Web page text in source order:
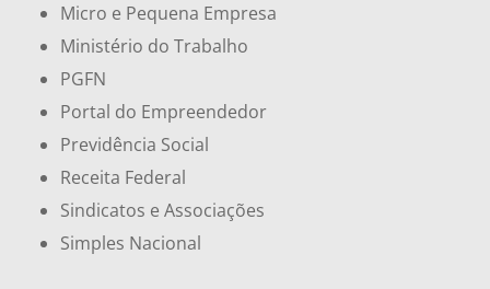
Micro e Pequena Empresa
Ministério do Trabalho
PGFN
Portal do Empreendedor
Previdência Social
Receita Federal
Sindicatos e Associações
Simples Nacional